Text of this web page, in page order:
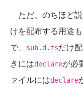
ただ、のちほど
けを配布する用途
で、
sub.d.tsだけ
きにはdeclareが必
ァイルにはdeclare